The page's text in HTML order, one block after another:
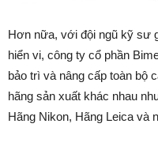
Hơn nữa, với đội ngũ kỹ sư
hiển vi, công ty cổ phần
bảo trì và nâng cấp toàn bộ
hãng sản xuất khác nhau
Hãng Nikon, Hãng Leica và